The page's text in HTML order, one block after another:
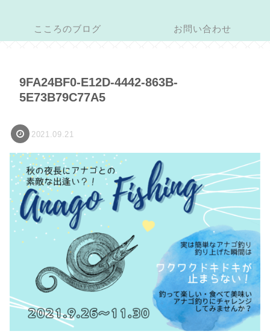
こころのブログ お問い合わせ
9FA24BF0-E12D-4442-863B-
5E73B79C77A5
2021.09.21